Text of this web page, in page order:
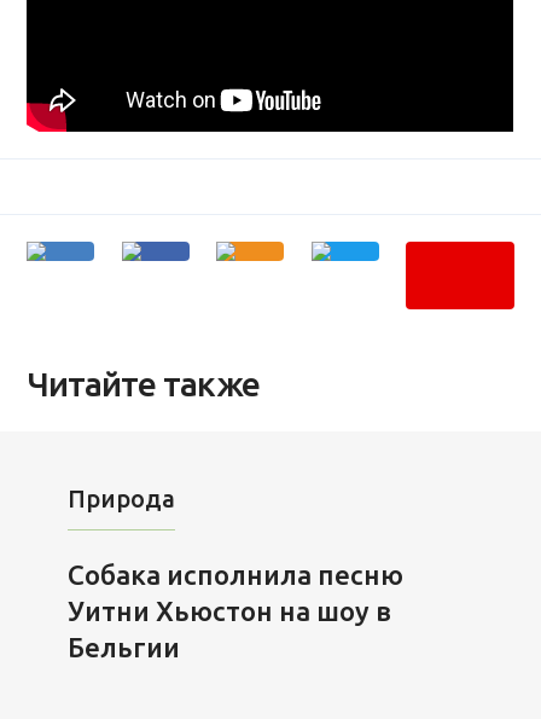
Читайте также
Природа
Собака исполнила песню
Уитни Хьюстон на шоу в
Бельгии